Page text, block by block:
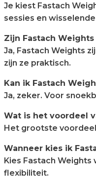
Je kiest Fastach
sessies en
Zijn Fastach
Ja, Fastach Weights
zijn ze praktisch.
Kan ik Fastach
Ja, zeker. Voor
Wat is het voordeel
Het grootste
Wanneer kies ik
Kies Fastach
flexibiliteit.